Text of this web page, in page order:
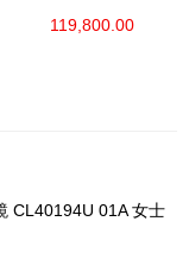
精鋼 單紅
119,800.00
CL40194U 01A 女士